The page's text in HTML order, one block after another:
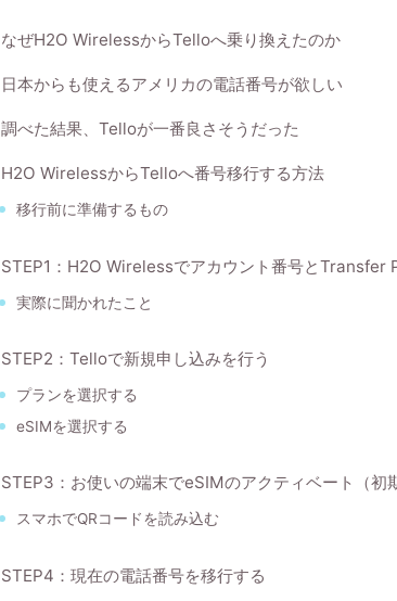
なぜH2O WirelessからTelloへ乗り換えたのか
日本からも使えるアメリカの電話番号が欲しい
調べた結果、Telloが一番良さそうだった
H2O WirelessからTelloへ番号移行する方法
移行前に準備するもの
STEP1：H2O Wirelessでアカウント番号とTransfer
実際に聞かれたこと
STEP2：Telloで新規申し込みを行う
プランを選択する
eSIMを選択する
STEP3：お使いの端末でeSIMのアクティベート（初
スマホでQRコードを読み込む
STEP4：現在の電話番号を移行する